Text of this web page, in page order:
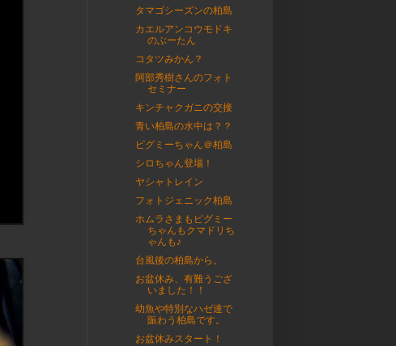
タマゴシーズンの柏島
カエルアンコウモドキ
のぶーたん
コタツみかん？
阿部秀樹さんのフォト
セミナー
キンチャクガニの交接
青い柏島の水中は？？
ピグミーちゃん＠柏島
シロちゃん登場！
ヤシャトレイン
フォトジェニック柏島
ホムラさまもピグミー
ちゃんもクマドリち
ゃんも♪
台風後の柏島から。
お盆休み、有難うござ
いました！！
幼魚や特別なハゼ達で
賑わう柏島です。
お盆休みスタート！